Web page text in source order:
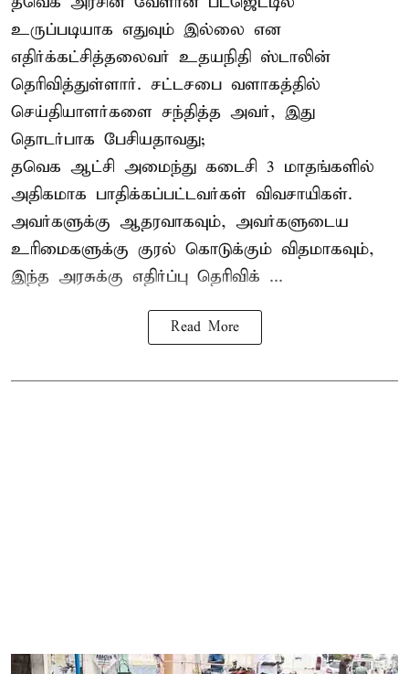
உருப்படியாக எதுவும் இல்லை என
எதிர்க்கட்சித்தலைவர் உதயநிதி ஸ்டாலின்
தெரிவித்துள்ளார். சட்டசபை வளாகத்தில்
செய்தியாளர்களை சந்தித்த அவர், இது
தொடர்பாக பேசியதாவது;
தவெக ஆட்சி அமைந்து கடைசி 3 மாதங்களில்
அதிகமாக பாதிக்கப்பட்டவர்கள் விவசாயிகள்.
அவர்களுக்கு ஆதரவாகவும், அவர்களுடைய
உரிமைகளுக்கு குரல் கொடுக்கும் விதமாகவும்,
இந்த அரசுக்கு எதிர்ப்பு தெரிவிக் ...
Read More